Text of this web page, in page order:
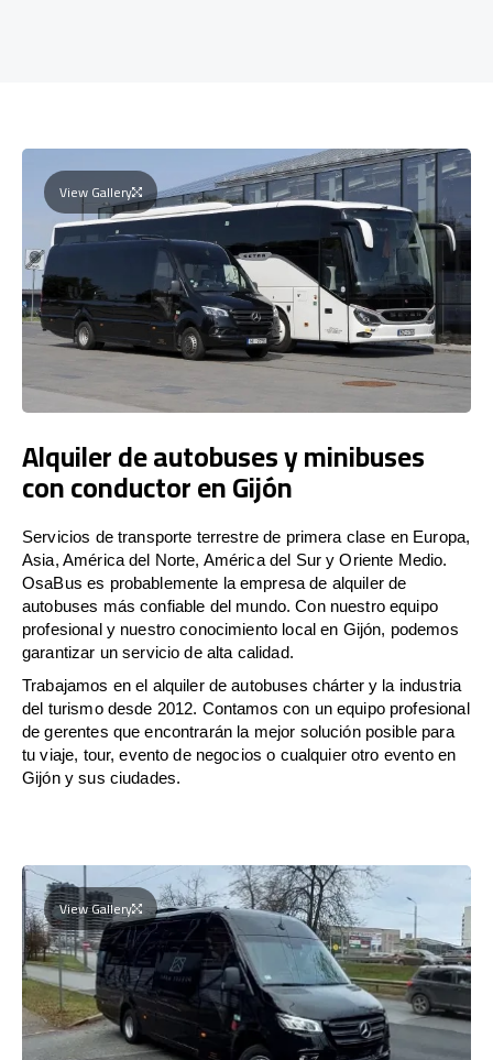
View Gallery
Alquiler de autobuses y minibuses
con conductor en Gijón
Servicios de transporte terrestre de primera clase en Europa,
Asia, América del Norte, América del Sur y Oriente Medio.
OsaBus es probablemente la empresa de alquiler de
autobuses más confiable del mundo. Con nuestro equipo
profesional y nuestro conocimiento local en Gijón, podemos
garantizar un servicio de alta calidad.
Trabajamos en el alquiler de autobuses chárter y la industria
del turismo desde 2012. Contamos con un equipo profesional
de gerentes que encontrarán la mejor solución posible para
tu viaje, tour, evento de negocios o cualquier otro evento en
Gijón y sus ciudades.
View Gallery